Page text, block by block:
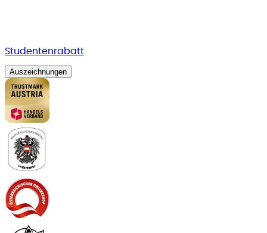
Studentenrabatt
Auszeichnungen